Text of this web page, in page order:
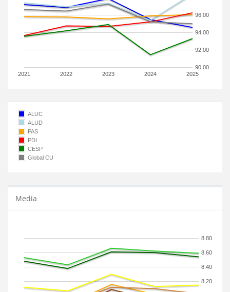
2021 2022 2023 2024 2025
90.00
92.00
94.00
96.00
ALUC
ALUD
PAS
PDI
CESP
Global CU
Media
8.20
8.40
8.60
8.80